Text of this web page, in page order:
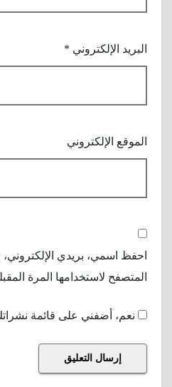
البريد الإلكتروني *
الموقع الإلكتروني
احفظ اسمي، بريدي الإلكتروني،
المتصفح لاستخدامها المرة
نعم، أضفني على قائمة